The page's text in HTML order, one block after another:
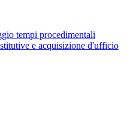
tempi procedimentali
e acquisizione d'ufficio